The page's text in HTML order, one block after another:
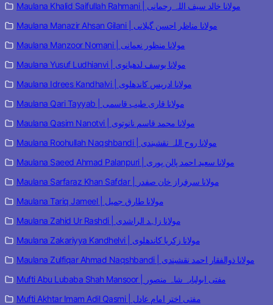
Maulana Khalid Saifullah Rahmani | مولانا خالد سیف اللہ رحمانی
Maulana Manazir Ahsan Gilani | مولانا مناظر احسن گیلانی
Maulana Manzoor Nomani | مولانا منظور نعمانی
Maulana Yusuf Ludhianvi | مولانا یوسف لدھیانوی
Maulana Idrees Kandhalvi | مولانا ادریس کاندھلوی
Maulana Qari Tayyab | مولانا قاری طیب قاسمی
Maulana Qasim Nanotvi | مولانا محمد قاسم نانوتوی
Maulana Roohullah Naqshbandi | مولانا روح اللہ نقشبندی
Maulana Saeed Ahmad Palanpuri | مولانا سعید احمد پالن پوری
Maulana Sarfaraz Khan Safdar | مولانا سرفراز خان صفدر
Maulana Tariq Jameel | مولانا طارق جمیل
Maulana Zahid Ur Rashdi | مولانا زاہد الراشدی
Maulana Zakariyya Kandhelvi | مولانا زکریا کاندھلوی
Maulana Zulfiqar Ahmad Naqshbandi | مولانا ذوالفقار احمد نقشبندی
Mufti Abu Lubaba Shah Mansoor | مفتی ابولبابہ شاہ منصور
Mufti Akhtar Imam Adil Qasmi | مفتی اختر امام عادل